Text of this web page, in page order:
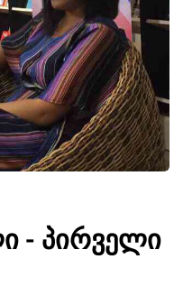
- პირველი